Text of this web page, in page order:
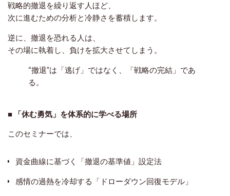
戦略的撤退を繰り返す人ほど、
次に進むための分析と冷静さを蓄積します。
逆に、撤退を恐れる人は、
その場に執着し、負けを拡大させてしまう。
“撤退”は「逃げ」ではなく、「戦略の完結」であ
る。
■ 「休む勇気」を体系的に学べる場所
このセミナーでは、
資金曲線に基づく「撤退の基準値」設定法
感情の過熱を冷却する「ドローダウン回復モデル」